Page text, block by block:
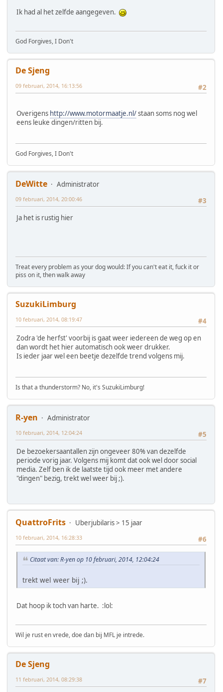
Ik had al het zelfde aangegeven.
God Forgives, I Don't
De Sjeng
#2
09 februari, 2014, 16:13:56
Overigens http://www.motormaatje.nl/staan soms nog wel
eens leuke dingen/ritten bij.
God Forgives, I Don't
DeWitte
Administrator
#3
09 februari, 2014, 20:00:46
Ja het is rustig hier
Treat every problem as your dog would: If you can't eat it, fuck it or
piss on it, then walk away
SuzukiLimburg
#4
10 februari, 2014, 08:19:47
Zodra 'de herfst' voorbij is gaat weer iedereen de weg op en
dan wordt het hier automatisch ook weer drukker.
Is ieder jaar wel een beetje dezelfde trend volgens mij.
Is that a thunderstorm? No, it's SuzukiLimburg!
R-yen
Administrator
#5
10 februari, 2014, 12:04:24
De bezoekersaantallen zijn ongeveer 80% van dezelfde
periode vorig jaar. Volgens mij komt dat ook wel door social
media. Zelf ben ik de laatste tijd ook meer met andere
"dingen" bezig, trekt wel weer bij ;).
QuattroFrits
Uberjubilaris > 15 jaar
#6
10 februari, 2014, 16:28:33
Citaat van: R-yen op 10 februari, 2014, 12:04:24
trekt wel weer bij ;).
Dat hoop ik toch van harte. :lol:
Wil je rust en vrede, doe dan bij MFL je intrede.
De Sjeng
#7
11 februari, 2014, 08:29:38